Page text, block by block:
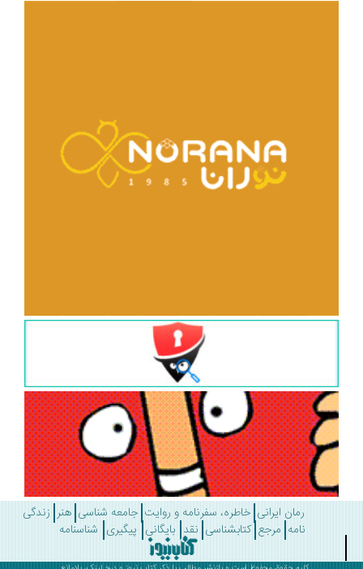
رمان ایرانی خاطره، سفرنامه و روایت جامعه شناسی هنر زندگی
مرجع کتابشناسی نقد بایگانی پیگیری شناسنامه